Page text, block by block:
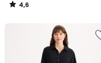
4,6
/